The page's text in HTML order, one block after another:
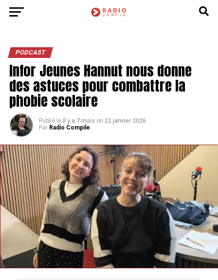
PODCAST
Infor Jeunes Hannut nous donne
des astuces pour combattre la
phobie scolaire
Publié le Il y a 7 mois on 22 janvier 2026
Par Radio Compile